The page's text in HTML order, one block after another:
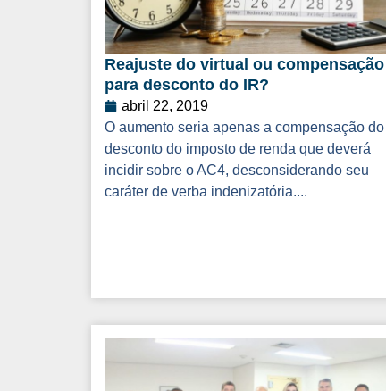
Reajuste do virtual ou compensação
para desconto do IR?
abril 22, 2019
O aumento seria apenas a compensação do
desconto do imposto de renda que deverá
incidir sobre o AC4, desconsiderando seu
caráter de verba indenizatória....